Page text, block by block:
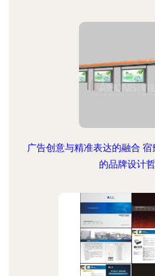
广告创意与精准表达的融合
的品牌设计